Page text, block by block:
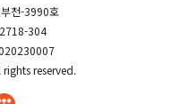
천-3990호
304
rights reserved.